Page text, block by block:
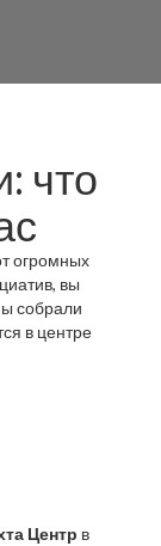
что
огромных
вы
собрали
в центре
Центр в